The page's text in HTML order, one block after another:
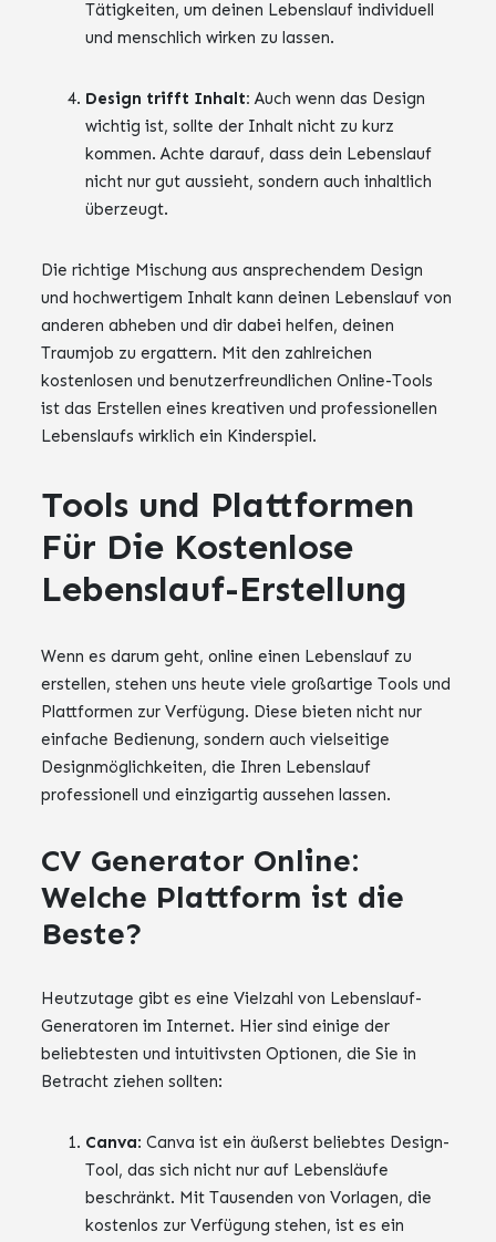
Tätigkeiten, um deinen Lebenslauf individuell
und menschlich wirken zu lassen.
Design trifft Inhalt: Auch wenn das Design
wichtig ist, sollte der Inhalt nicht zu kurz
kommen. Achte darauf, dass dein Lebenslauf
nicht nur gut aussieht, sondern auch inhaltlich
überzeugt.
Die richtige Mischung aus ansprechendem Design
und hochwertigem Inhalt kann deinen Lebenslauf von
anderen abheben und dir dabei helfen, deinen
Traumjob zu ergattern. Mit den zahlreichen
kostenlosen und benutzerfreundlichen Online-Tools
ist das Erstellen eines kreativen und professionellen
Lebenslaufs wirklich ein Kinderspiel.
Tools und Plattformen
Für Die Kostenlose
Lebenslauf-Erstellung
Wenn es darum geht, online einen Lebenslauf zu
erstellen, stehen uns heute viele großartige Tools und
Plattformen zur Verfügung. Diese bieten nicht nur
einfache Bedienung, sondern auch vielseitige
Designmöglichkeiten, die Ihren Lebenslauf
professionell und einzigartig aussehen lassen.
CV Generator Online:
Welche Plattform ist die
Beste?
Heutzutage gibt es eine Vielzahl von Lebenslauf-
Generatoren im Internet. Hier sind einige der
beliebtesten und intuitivsten Optionen, die Sie in
Betracht ziehen sollten:
Canva: Canva ist ein äußerst beliebtes Design-
Tool, das sich nicht nur auf Lebensläufe
beschränkt. Mit Tausenden von Vorlagen, die
kostenlos zur Verfügung stehen, ist es ein